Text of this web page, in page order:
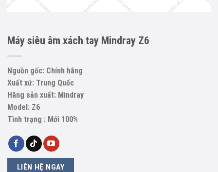
Máy siêu âm xách tay Mindray Z6
Nguồn gốc: Chính hãng
Xuất xứ: Trung Quốc
Hãng sản xuất: Mindray
Model: Z6
Tình trạng : Mới 100%
LIÊN HỆ NGAY